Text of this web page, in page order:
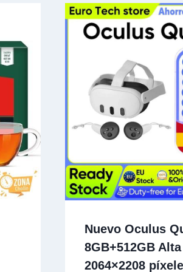
Nuevo Oculus
8GB+512GB
2064×2208